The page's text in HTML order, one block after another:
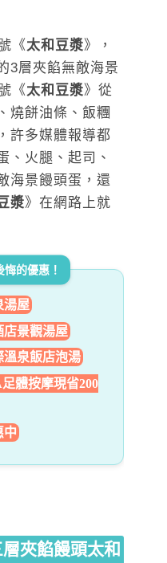
《太和豆漿》，
3層夾餡無敵海景
《太和豆漿》從
燒餅油條、飯糰
許多媒體報導都
、火腿、起司、
海景饅頭蛋，還
漿》在網路上就
的優惠！
湯屋
店景觀湯屋
溫泉飯店泡湯
體按摩現省200
中
層夾餡饅頭太和